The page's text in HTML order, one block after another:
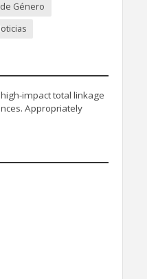
Género
impact total linkage
Appropriately